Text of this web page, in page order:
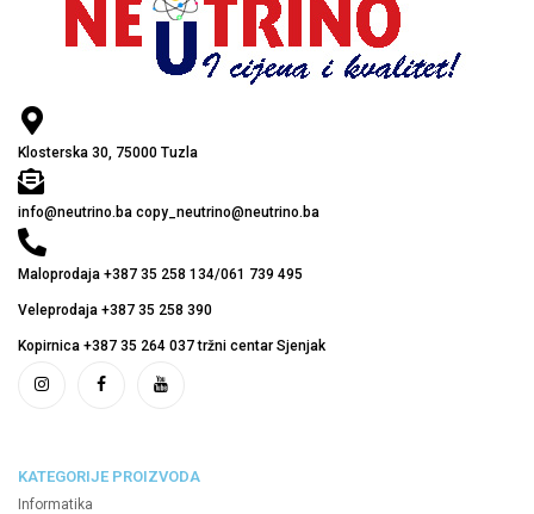
Klosterska 30, 75000 Tuzla
info@neutrino.ba copy_neutrino@neutrino.ba
Maloprodaja +387 35 258 134/061 739 495
Veleprodaja +387 35 258 390
Kopirnica +387 35 264 037 tržni centar Sjenjak
KATEGORIJE PROIZVODA
Informatika